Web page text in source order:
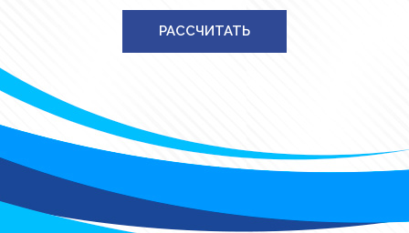
РАССЧИТАТЬ